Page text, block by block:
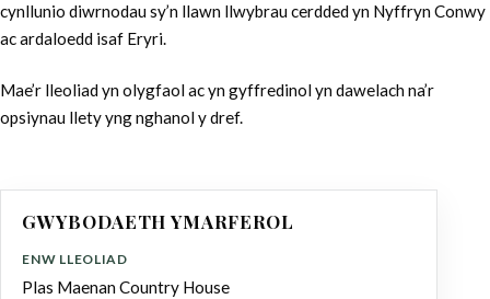
cynllunio diwrnodau sy’n llawn llwybrau cerdded yn Nyffryn Conwy
ac ardaloedd isaf Eryri.
Mae’r lleoliad yn olygfaol ac yn gyffredinol yn dawelach na’r
opsiynau llety yng nghanol y dref.
GWYBODAETH YMARFEROL
ENW LLEOLIAD
Plas Maenan Country House